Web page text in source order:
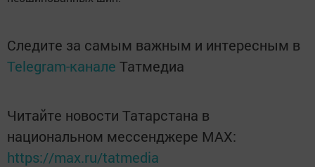
Следите за самым важным и интересным в
Telegram-канале Татмедиа
Читайте новости Татарстана в
национальном мессенджере MАХ:
https://max.ru/tatmedia